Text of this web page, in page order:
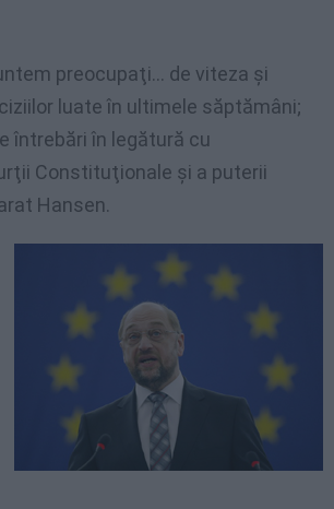
preocupaţi… de viteza şi
luate în ultimele săptămâni;
întrebări în legătură cu
Constituţionale şi a puterii
Hansen.